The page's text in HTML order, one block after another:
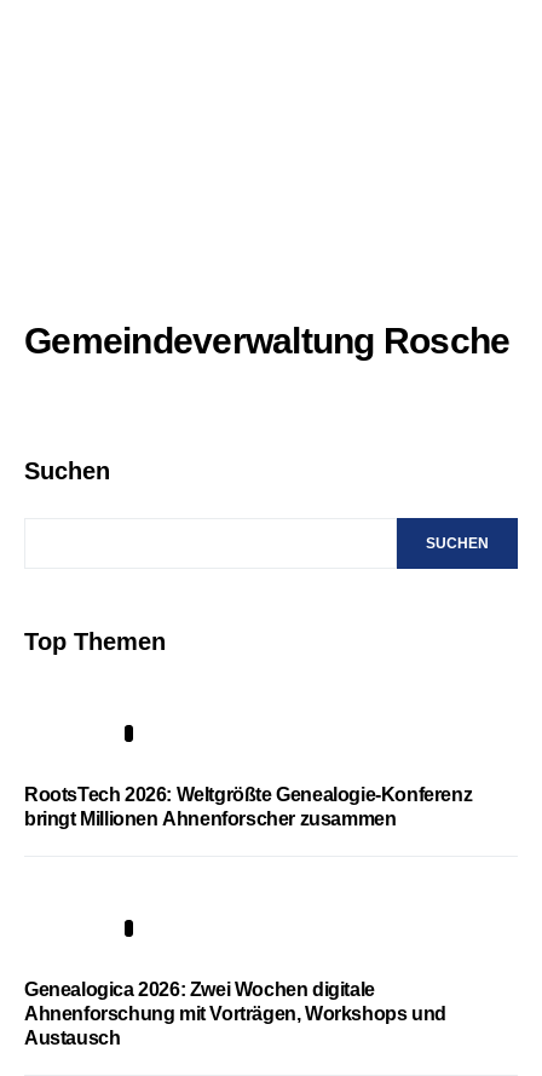
Gemeindeverwaltung Rosche
Suchen
SUCHEN
Top Themen
RootsTech 2026: Weltgrößte Genealogie-Konferenz
bringt Millionen Ahnenforscher zusammen
Genealogica 2026: Zwei Wochen digitale
Ahnenforschung mit Vorträgen, Workshops und
Austausch